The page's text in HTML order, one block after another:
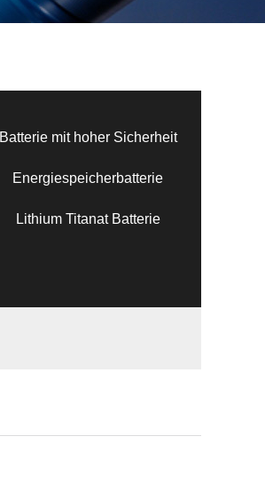
Batterie mit hoher Sicherheit
Energiespeicherbatterie
Lithium Titanat Batterie